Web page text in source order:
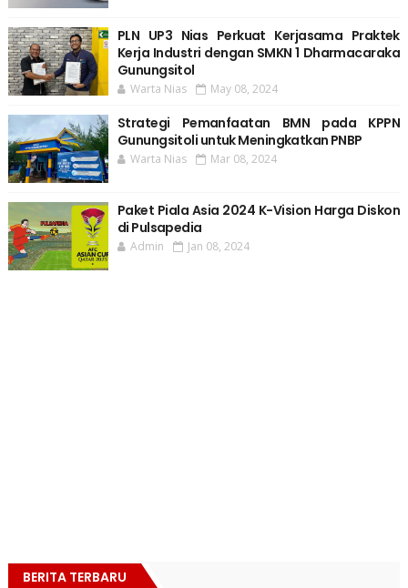
PLN UP3 Nias Perkuat Kerjasama Praktek
Kerja Industri dengan SMKN 1 Dharmacaraka
Gunungsitol
Warta Nias May 08, 2024
Strategi Pemanfaatan BMN pada KPPN
Gunungsitoli untuk Meningkatkan PNBP
Warta Nias Mar 08, 2024
Paket Piala Asia 2024 K-Vision Harga Diskon
di Pulsapedia
Admin Jan 08, 2024
BERITA TERBARU